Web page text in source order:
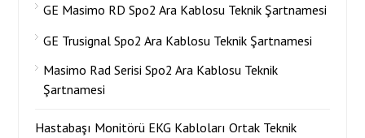
GE Masimo RD Spo2 Ara Kablosu Teknik Şartnamesi
GE Trusignal Spo2 Ara Kablosu Teknik Şartnamesi
Masimo Rad Serisi Spo2 Ara Kablosu Teknik
Şartnamesi
Hastabaşı Monitörü EKG Kabloları Ortak Teknik